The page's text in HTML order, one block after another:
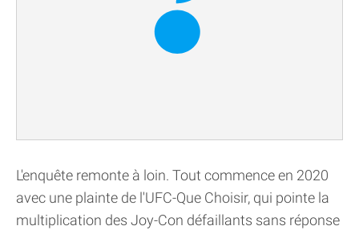
L'enquête remonte à loin. Tout commence en 2020
avec une plainte de l'UFC-Que Choisir, qui pointe la
multiplication des Joy-Con défaillants sans réponse